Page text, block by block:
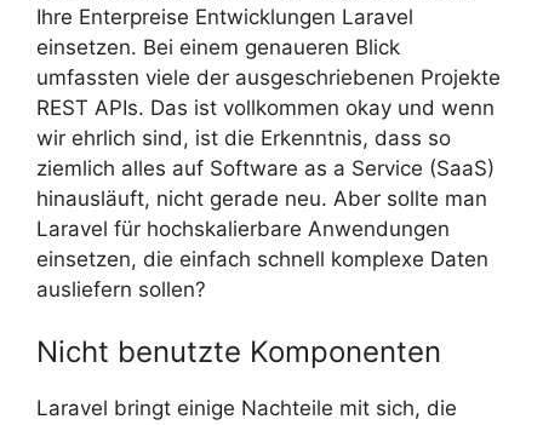
Ihre Enterpreise Entwicklungen Laravel
einsetzen. Bei einem genaueren Blick
umfassten viele der ausgeschriebenen Projekte
REST APIs. Das ist vollkommen okay und wenn
wir ehrlich sind, ist die Erkenntnis, dass so
ziemlich alles auf Software as a Service (SaaS)
hinausläuft, nicht gerade neu. Aber sollte man
Laravel für hochskalierbare Anwendungen
einsetzen, die einfach schnell komplexe Daten
ausliefern sollen?
Nicht benutzte Komponenten
Laravel bringt einige Nachteile mit sich, die